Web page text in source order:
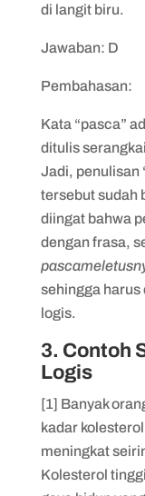
di langit biru.
Jawaban: D
Pembahasan:
Kata “pasca”
ditulis
Jadi, penulisan
tersebut sudah
diingat bahwa
dengan frasa,
sehingga
logis.
3. Contoh
Logis
[1] Banyak
kadar
meningkat
Kolesterol